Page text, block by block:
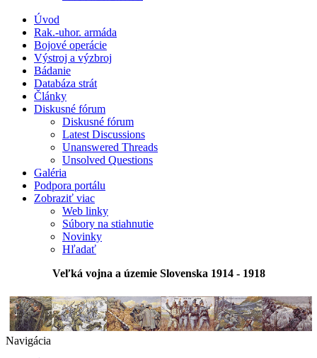
Úvod
Rak.-uhor. armáda
Bojové operácie
Výstroj a výzbroj
Bádanie
Databáza strát
Články
Diskusné fórum
Diskusné fórum
Latest Discussions
Unanswered Threads
Unsolved Questions
Galéria
Podpora portálu
Zobraziť viac
Web linky
Súbory na stiahnutie
Novinky
Hľadať
Veľká vojna a územie Slovenska 1914 - 1918
Navigácia